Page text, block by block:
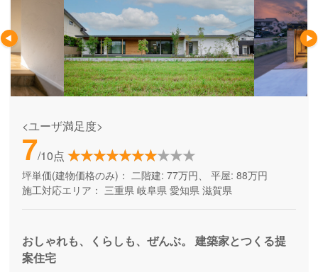
<ユーザ満足度>
7/10点
坪単価(建物価格のみ)： 二階建: 77万円、 平屋: 88万円
施工対応エリア： 三重県 岐阜県 愛知県 滋賀県
おしゃれも、くらしも、ぜんぶ。 建築家とつくる提
案住宅